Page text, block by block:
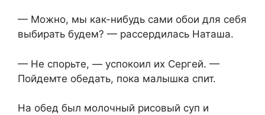
— Можно, мы как-нибудь сами обои для себя
выбирать будем? — рассердилась Наташа.
— Не спорьте, — успокоил их Сергей. —
Пойдемте обедать, пока малышка спит.
На обед был молочный рисовый суп и